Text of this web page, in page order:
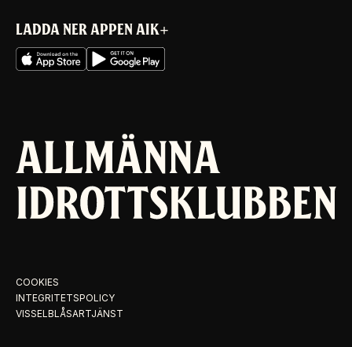
LADDA NER APPEN AIK+
COOKIES
INTEGRITETSPOLICY
VISSELBLÅSARTJÄNST